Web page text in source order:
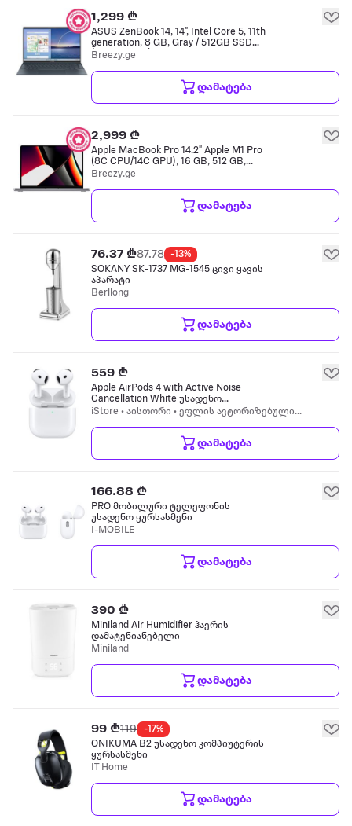
1,299 ₾
ASUS ZenBook 14, 14", Intel Core 5, 11th
generation, 8 GB, Gray / 512GB SSD
(შეფასება C)
Breezy.ge
დამატება
2,999 ₾
Apple MacBook Pro 14.2" Apple M1 Pro
(8C CPU/14C GPU), 16 GB, 512 GB,
Space Gray (შეფასება B)
Breezy.ge
დამატება
76.37 ₾87.78
-13%
SOKANY SK-1737 MG-1545 ცივი ყავის
აპარატი
Berllong
დამატება
559 ₾
Apple AirPods 4 with Active Noise
Cancellation White უსადენო
ყურსასმენი
iStore • აისთორი • ეფლის ავტორიზებული
რესელერი
დამატება
166.88 ₾
PRO მობილური ტელეფონის
უსადენო ყურსასმენი
I-MOBILE
დამატება
390 ₾
Miniland Air Humidifier ჰაერის
დამატენიანებელი
Miniland
დამატება
99 ₾119
-17%
ONIKUMA B2 უსადენო კომპიუტერის
ყურსასმენი
IT Home
დამატება